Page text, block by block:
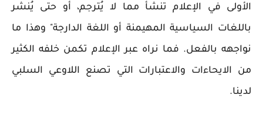
الأولى في الإعلام تنشأ مما لا يُترجم، أو حتى يُنشر
باللغات السياسية المهيمنة أو اللغة الدارجة" وهذا ما
نواجهه بالفعل. فما نراه عبر الإعلام تكمن خلفه الكثير
من الايحاءات والاعتبارات التي تصنع اللاوعي السلبي
لدينا.